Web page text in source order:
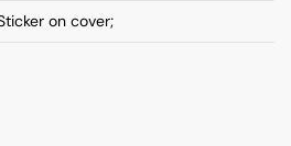
on cover;